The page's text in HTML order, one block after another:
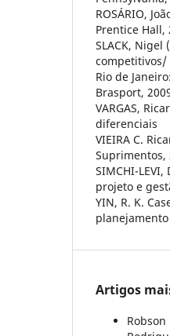
ROSÁRIO,
Prentice Hall,
SLACK, Nigel
competitivos/
Rio de Janeiro:
Brasport,
VARGAS,
diferenciais
VIEIRA C.
Suprimentos,
SIMCHI-LEVI,
projeto e
YIN, R. K.
Artigos